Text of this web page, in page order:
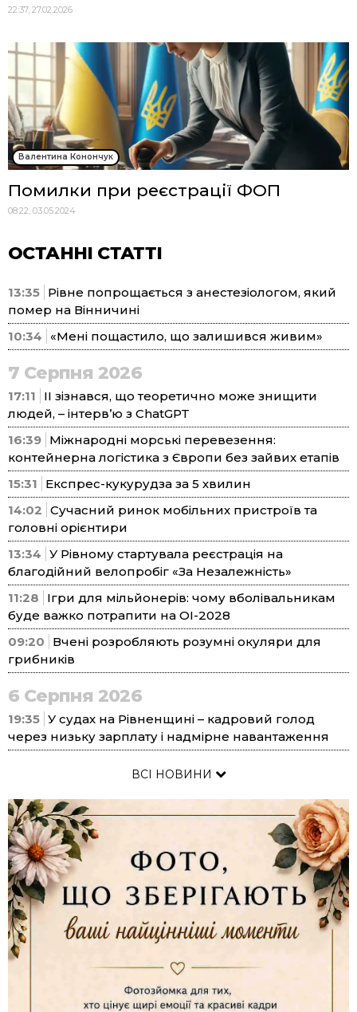
22:37, 27.02.2026
Валентина Конончук
Помилки при реєстрації ФОП
08:22, 03.05.2024
ОСТАННІ СТАТТІ
13:35 Рівне попрощається з анестезіологом, який
помер на Вінничині
10:34
«Мені пощастило, що залишився живим»
7 Серпня 2026
17:11
ІІ зізнався, що теоретично може знищити
людей, – інтерв’ю з ChatGPT
16:39 Міжнародні морські перевезення:
контейнерна логістика з Європи без зайвих етапів
15:31
Експрес-кукурудза за 5 хвилин
14:02 Сучасний ринок мобільних пристроїв та
головні орієнтири
13:34 У Рівному стартувала реєстрація на
благодійний велопробіг «За Незалежність»
11:28
Ігри для мільйонерів: чому вболівальникам
буде важко потрапити на ОІ-2028
09:20
Вчені розробляють розумні окуляри для
грибників
6 Серпня 2026
19:35 У судах на Рівненщині – кадровий голод
через низьку зарплату і надмірне навантаження
ВСІ НОВИНИ